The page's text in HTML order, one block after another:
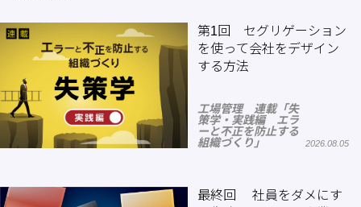
第1回 セグリゲーション
を使って会社をデザイン
する方法
工場管理 連載「失
策学・実践編 エラ
ーと不正を防止する
組織づくり」
2026.08.05
最終回 社員をダメにす